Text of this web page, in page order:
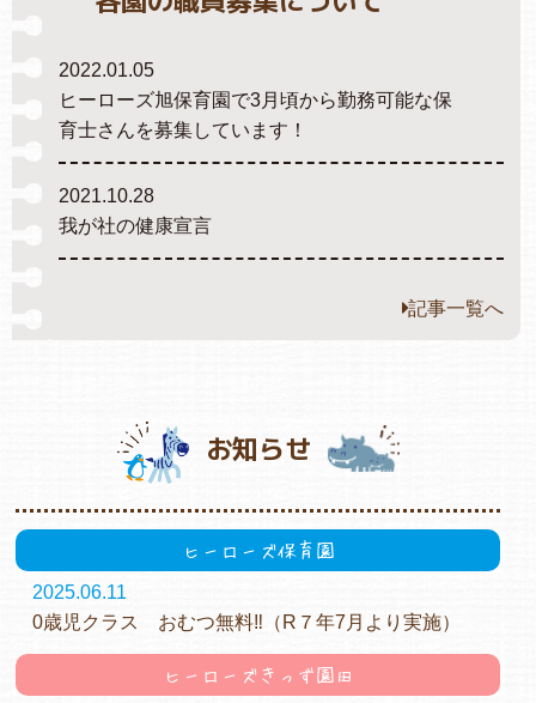
2022.01.05
ヒーローズ旭保育園で3月頃から勤務可能な保
育士さんを募集しています！
2021.10.28
我が社の健康宣言
記事一覧へ
お知らせ
ヒーローズ保育園
2025.06.11
0歳児クラス おむつ無料‼（R７年7月より実施）
ヒーローズきっず園田